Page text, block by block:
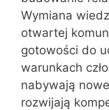
Wymiana
otwartej
gotowości do
warunkach
nabywają
rozwijają